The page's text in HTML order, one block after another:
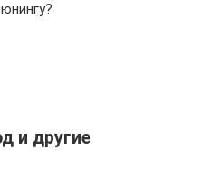
и другие